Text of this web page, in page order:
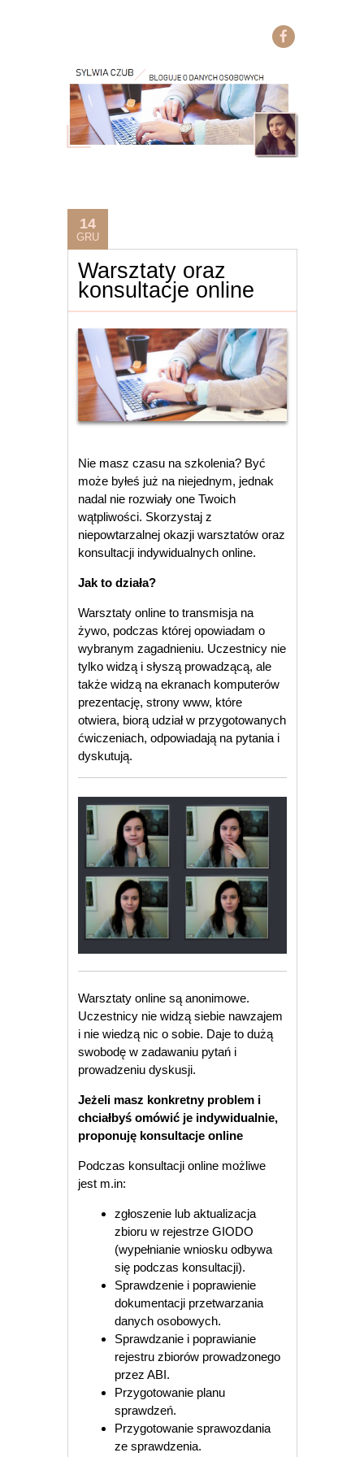
14
GRU
Warsztaty oraz
konsultacje online
Nie masz czasu na szkolenia? Być
może byłeś już na niejednym, jednak
nadal nie rozwiały one Twoich
wątpliwości. Skorzystaj z
niepowtarzalnej okazji warsztatów oraz
konsultacji indywidualnych online.
Jak to działa?
Warsztaty online to transmisja na
żywo, podczas której opowiadam o
wybranym zagadnieniu. Uczestnicy nie
tylko widzą i słyszą prowadzącą, ale
także widzą na ekranach komputerów
prezentację, strony www, które
otwiera, biorą udział w przygotowanych
ćwiczeniach, odpowiadają na pytania i
dyskutują.
Warsztaty online są anonimowe.
Uczestnicy nie widzą siebie nawzajem
i nie wiedzą nic o sobie. Daje to dużą
swobodę w zadawaniu pytań i
prowadzeniu dyskusji.
Jeżeli masz konkretny problem i
chciałbyś omówić je indywidualnie,
proponuję konsultacje online
Podczas konsultacji online możliwe
jest m.in:
zgłoszenie lub aktualizacja
zbioru w rejestrze GIODO
(wypełnianie wniosku odbywa
się podczas konsultacji).
Sprawdzenie i poprawienie
dokumentacji przetwarzania
danych osobowych.
Sprawdzanie i poprawianie
rejestru zbiorów prowadzonego
przez ABI.
Przygotowanie planu
sprawdzeń.
Przygotowanie sprawozdania
ze sprawdzenia.